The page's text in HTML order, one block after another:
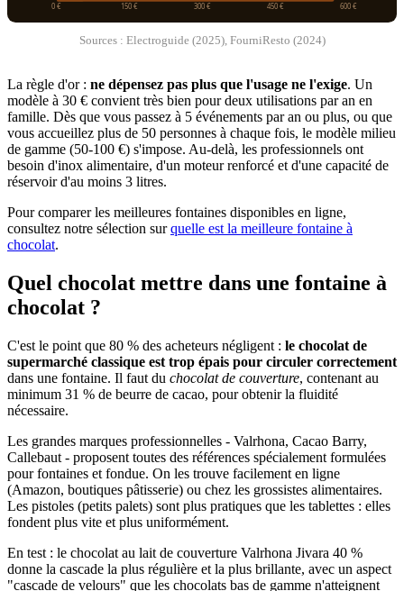
0 € 150 € 300 € 450 € 600 €
Sources : Electroguide (2025), FourniResto (2024)
La règle d'or : ne dépensez pas plus que l'usage ne l'exige. Un
modèle à 30 € convient très bien pour deux utilisations par an en
famille. Dès que vous passez à 5 événements par an ou plus, ou que
vous accueillez plus de 50 personnes à chaque fois, le modèle milieu
de gamme (50-100 €) s'impose. Au-delà, les professionnels ont
besoin d'inox alimentaire, d'un moteur renforcé et d'une capacité de
réservoir d'au moins 3 litres.
Pour comparer les meilleures fontaines disponibles en ligne,
consultez notre sélection surquelle est la meilleure fontaine à
chocolat.
Quel chocolat mettre dans une fontaine à
chocolat ?
C'est le point que 80 % des acheteurs négligent : le chocolat de
supermarché classique est trop épais pour circuler correctement
dans une fontaine. Il faut du chocolat de couverture, contenant au
minimum 31 % de beurre de cacao, pour obtenir la fluidité
nécessaire.
Les grandes marques professionnelles - Valrhona, Cacao Barry,
Callebaut - proposent toutes des références spécialement formulées
pour fontaines et fondue. On les trouve facilement en ligne
(Amazon, boutiques pâtisserie) ou chez les grossistes alimentaires.
Les pistoles (petits palets) sont plus pratiques que les tablettes : elles
fondent plus vite et plus uniformément.
En test : le chocolat au lait de couverture Valrhona Jivara 40 %
donne la cascade la plus régulière et la plus brillante, avec un aspect
"cascade de velours" que les chocolats bas de gamme n'atteignent